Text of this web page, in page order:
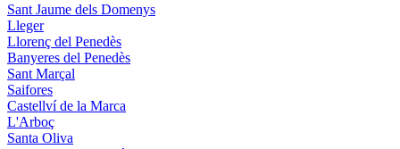
Sant Jaume dels Domenys
Lleger
Llorenç del Penedès
Banyeres del Penedès
Sant Marçal
Saifores
Castellví de la Marca
L'Arboç
Santa Oliva